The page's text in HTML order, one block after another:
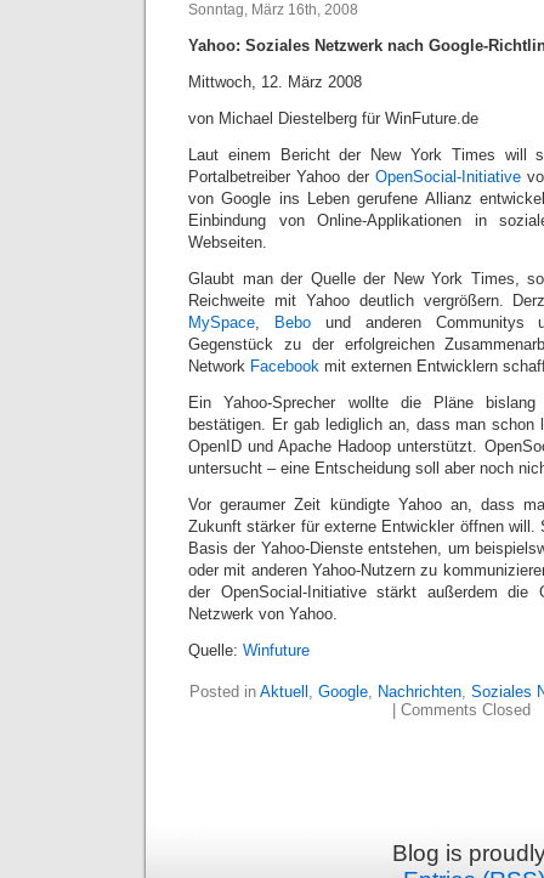
Sonntag, März 16th, 2008
Yahoo: Soziales Netzwerk nach Google-
Mittwoch, 12. März 2008
von Michael Diestelberg für WinFuture.de
Laut einem Bericht der New York Times will
Portalbetreiber Yahoo der OpenSocial-Initiative
von Google ins Leben gerufene Allianz
Einbindung von Online-Applikationen in
Webseiten.
Glaubt man der Quelle der New York Times,
Reichweite mit Yahoo deutlich vergrößern.
MySpace, Bebound anderen Communitys
Gegenstück zu der erfolgreichen
Network Facebook mit externen Entwicklern
Ein Yahoo-Sprecher wollte die Pläne
bestätigen. Er gab lediglich an, dass man schon
OpenID und Apache Hadoop unterstützt.
untersucht – eine Entscheidung soll aber noch
Vor geraumer Zeit kündigte Yahoo an, dass
Zukunft stärker für externe Entwickler öffnen will.
Basis der Yahoo-Dienste entstehen, um
oder mit anderen Yahoo-Nutzern zu
der OpenSocial-Initiative stärkt außerdem die
Netzwerk von Yahoo.
Quelle: Winfuture
Posted in Aktuell , Google, Nachrichten, Soziales
Comments Closed
Blog is